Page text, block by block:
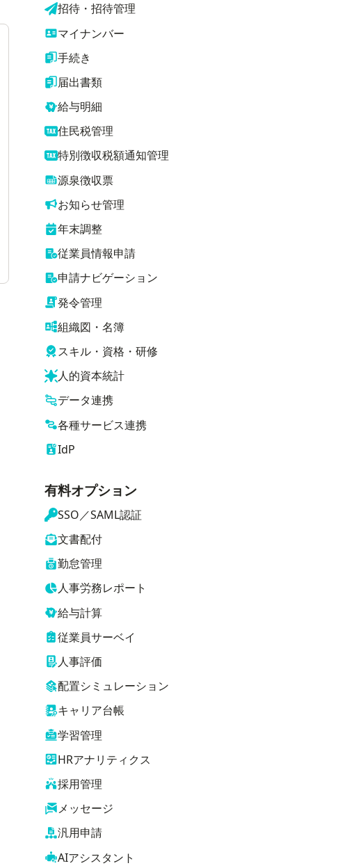
招待・招待管理
マイナンバー
手続き
届出書類
給与明細
住民税管理
特別徴収税額通知管理
源泉徴収票
お知らせ管理
年末調整
従業員情報申請
申請ナビゲーション
発令管理
組織図・名簿
スキル・資格・研修
人的資本統計
データ連携
各種サービス連携
IdP
有料オプション
SSO／SAML認証
文書配付
勤怠管理
人事労務レポート
給与計算
従業員サーベイ
人事評価
配置シミュレーション
キャリア台帳
学習管理
HRアナリティクス
採用管理
メッセージ
汎用申請
AIアシスタント